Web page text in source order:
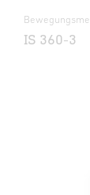
IS 360-3